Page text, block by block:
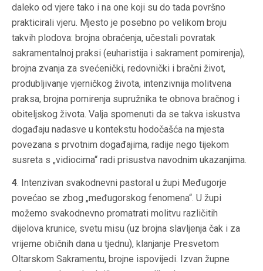
daleko od vjere tako i na one koji su do tada površno
prakticirali vjeru. Mjesto je posebno po velikom broju
takvih plodova: brojna obraćenja, učestali povratak
sakramentalnoj praksi (euharistija i sakrament pomirenja),
brojna zvanja za svećenički, redovnički i bračni život,
produbljivanje vjerničkog života, intenzivnija molitvena
praksa, brojna pomirenja supružnika te obnova bračnog i
obiteljskog života. Valja spomenuti da se takva iskustva
događaju nadasve u kontekstu hodočašća na mjesta
povezana s prvotnim događajima, radije nego tijekom
susreta s „vidiocima“ radi prisustva navodnim ukazanjima.
4. Intenzivan svakodnevni pastoral u župi Međugorje
povećao se zbog „međugorskog fenomena“. U župi
možemo svakodnevno promatrati molitvu različitih
dijelova krunice, svetu misu (uz brojna slavljenja čak i za
vrijeme običnih dana u tjednu), klanjanje Presvetom
Oltarskom Sakramentu, brojne ispovijedi. Izvan župne